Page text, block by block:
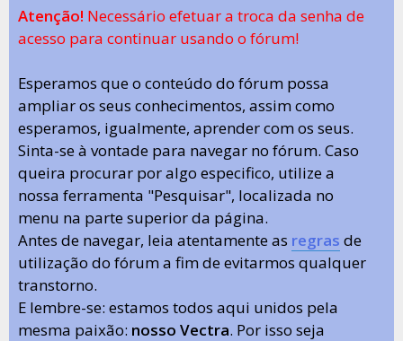
Atenção! Necessário efetuar a troca da senha de
acesso para continuar usando o fórum!
Esperamos que o conteúdo do fórum possa
ampliar os seus conhecimentos, assim como
esperamos, igualmente, aprender com os seus.
Sinta-se à vontade para navegar no fórum. Caso
queira procurar por algo especifico, utilize a
nossa ferramenta "Pesquisar", localizada no
menu na parte superior da página.
Antes de navegar, leia atentamente as regras de
utilização do fórum a fim de evitarmos qualquer
transtorno.
E lembre-se: estamos todos aqui unidos pela
mesma paixão: nosso Vectra. Por isso seja